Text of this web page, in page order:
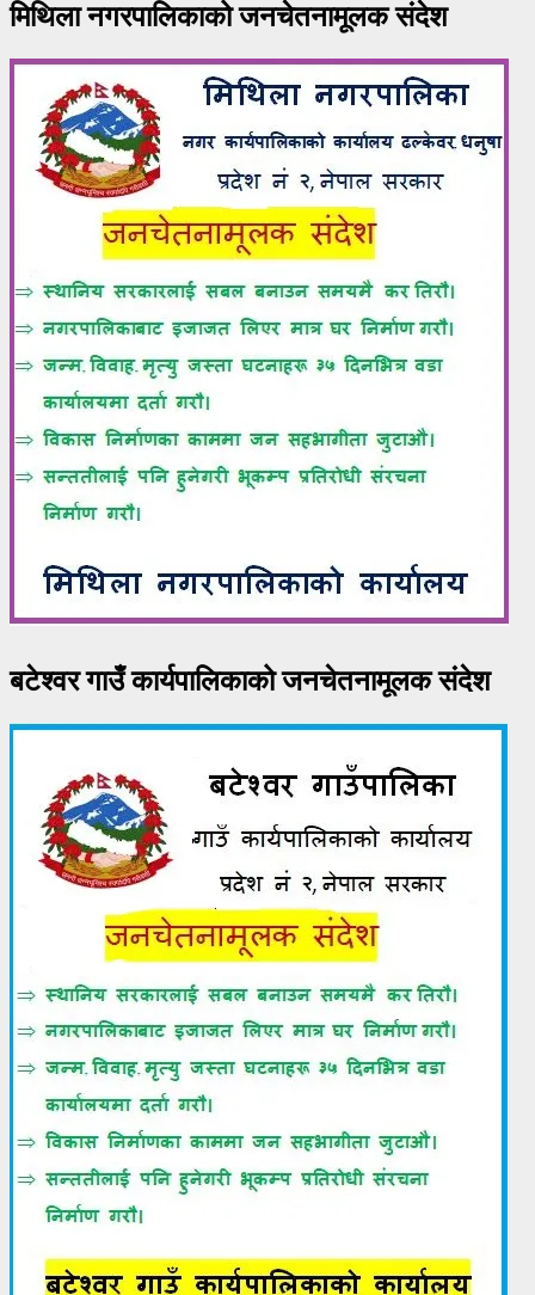
मिथिला नगरपालिकाको जनचेतनामूलक संदेश
बटेश्वर गाउँ कार्यपालिकाको जनचेतनामूलक संदेश